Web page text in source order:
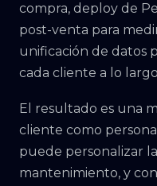
compra, deploy de
post-venta para
unificación de datos
cada cliente a lo
El resultado es una
cliente como
puede personalizar
mantenimiento, y